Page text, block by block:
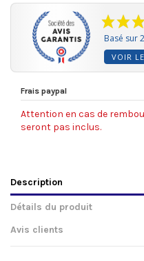
Basé sur
VOIR
Frais paypal
Attention en cas de
seront pas inclus.
Description
Détails du produit
Avis clients